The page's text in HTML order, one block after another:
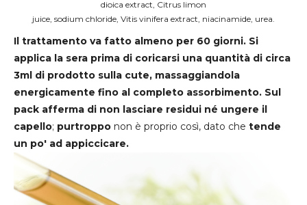
dioica extract, Citrus limon
juice, sodium chloride, Vitis vinifera extract, niacinamide, urea.
Il trattamento va fatto almeno per 60 giorni. Si
applica la sera prima di coricarsi una quantità di circa
3ml di prodotto sulla cute, massaggiandola
energicamente fino al completo assorbimento. Sul
pack afferma di non lasciare residui né ungere il
capello; purtroppo non è proprio così, dato che tende
un po' ad appiccicare.